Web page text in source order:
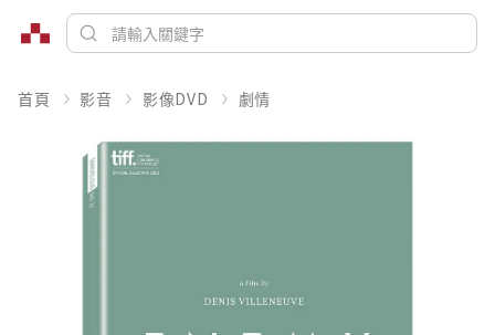
首頁 影音 影像DVD 劇情